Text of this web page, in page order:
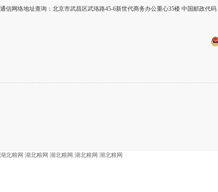
通信网络地址查询：北京市武昌区武珞路45-6新世代商务办公重心35楼 中国邮政代
湖北粮网 湖北粮网 湖北粮网 湖北粮网 湖北粮网